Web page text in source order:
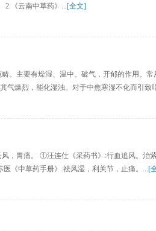
2.《云南中草药》...[全文]
。主要有燥湿、温中。破气，开郁的作用。
气燥烈，能化湿浊。对于中焦寒湿不化而引致
，胃痛。 ①汪连仕《采药书》:行血追风。
《中草药手册》:祛风湿，利关节，止痛。...[